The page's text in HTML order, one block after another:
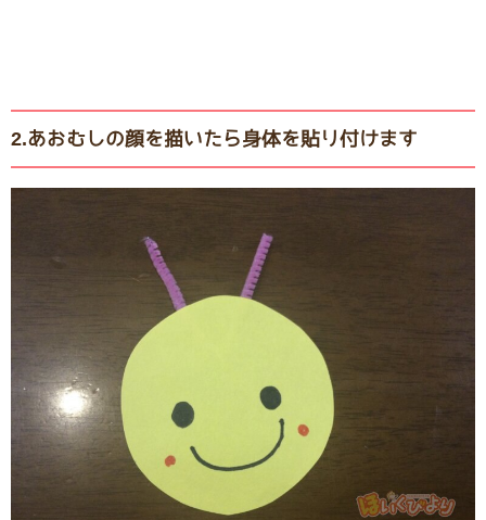
2.あおむしの顔を描いたら身体を貼り付けます